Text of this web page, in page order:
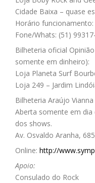
Cidade Baixa – quase
Horário funcionamento:
Fone/Whats: (51)
Bilheteria oficial
somente em dinheiro):
Loja Planeta Surf
Loja 249 – Jardim
Bilheteria Araújo Vianna
Aberta somente em
dos shows.
Av. Osvaldo Aranha,
Online:http://
Apoio:
Consulado do Rock